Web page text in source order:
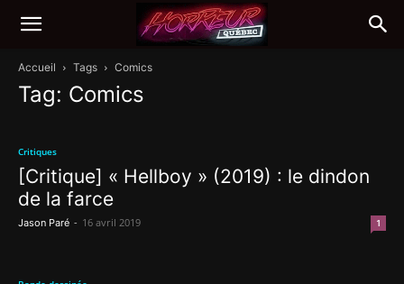
Accueil Tags Comics
Tag: Comics
Critiques
[Critique] « Hellboy » (2019) : le dindon
de la farce
Jason Paré - 16 avril 2019 1